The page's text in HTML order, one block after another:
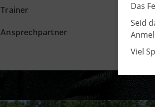
Trainer
Ansprechpartner
Das
Seid
Viel